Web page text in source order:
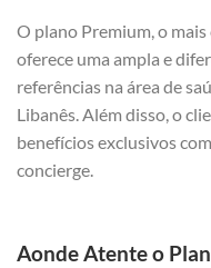
O plano Premium, o
oferece uma ampla e
referências na área de
Libanês. Além disso, o
benefícios exclusivos
concierge.
Aonde Atente o